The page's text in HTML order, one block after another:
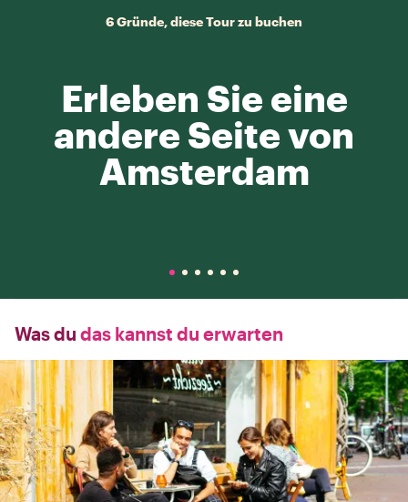
6 Gründe, diese Tour zu buchen
Erleben Sie eine
andere Seite von
Amsterdam
Was du das kannst du erwarten